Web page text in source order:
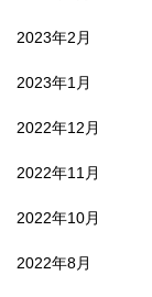
2023年2月
2023年1月
2022年12月
2022年11月
2022年10月
2022年8月